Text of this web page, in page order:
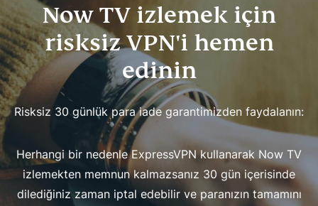
Now TV izlemek için
risksiz VPN'i hemen
edinin
Risksiz 30 günlük para iade garantimizden faydalanın:
Herhangi bir nedenle ExpressVPN kullanarak Now TV
izlemekten memnun kalmazsanız 30 gün içerisinde
dilediğiniz zaman iptal edebilir ve paranızın tamamını